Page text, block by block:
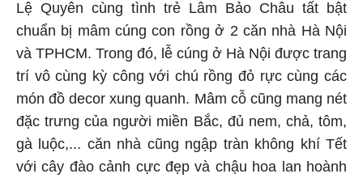
Lệ Quyên cùng tình trẻ Lâm Bảo Châu tất bật
chuẩn bị mâm cúng con rồng ở 2 căn nhà Hà Nội
và TPHCM. Trong đó, lễ cúng ở Hà Nội được trang
trí vô cùng kỳ công với chú rồng đỏ rực cùng các
món đồ decor xung quanh. Mâm cỗ cũng mang nét
đặc trưng của người miền Bắc, đủ nem, chả, tôm,
gà luộc,... căn nhà cũng ngập tràn không khí Tết
với cây đào cảnh cực đẹp và chậu hoa lan hoành